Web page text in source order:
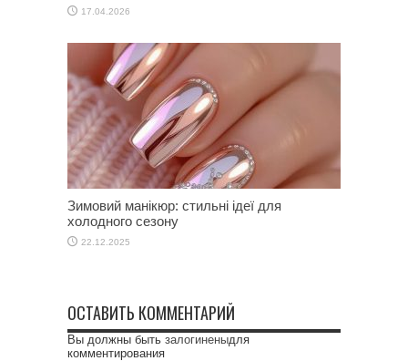
17.04.2026
Зимовий манікюр: стильні ідеї для
холодного сезону
22.12.2025
ОСТАВИТЬ КОММЕНТАРИЙ
Вы должны быть залогиненыдля
комментирования